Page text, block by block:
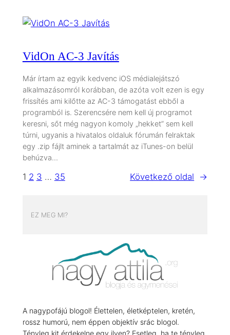
VidOn AC-3 Javítás
Már írtam az egyik kedvenc iOS médialejátszó
alkalmazásomról korábban, de azóta volt ezen is egy
frissítés ami kilőtte az AC-3 támogatást ebből a
programból is. Szerencsére nem kell új programot
keresni, sőt még nagyon komoly „hekket” sem kell
túrni, ugyanis a hivatalos oldaluk fórumán felraktak
egy .zip fájlt aminek a tartalmát az iTunes-on belül
behúzva…
1 2 3 … 35 Következő oldal →
EZ MEG MI?
A nagypofájú blogol! Élettelen, életképtelen, kretén,
rossz humorú, nem éppen objektív srác blogol.